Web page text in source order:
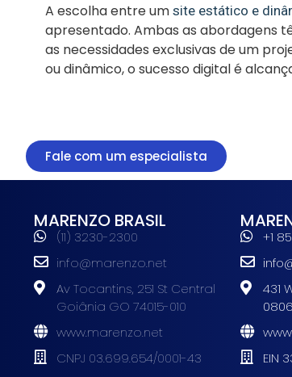
A escolha entre um site estático e
apresentado. Ambas as abordagens
as necessidades exclusivas de um
ou dinâmico, o sucesso digital é
Fale com um especialista
MARENZO BRASIL
(11) 3230-2300
info@marenzo.net
Av Tocantins, 251 St Central
Goiânia GO 74015-010
www.marenzo.net
CNPJ 03.699.654/0001-43
+1
431
EIN